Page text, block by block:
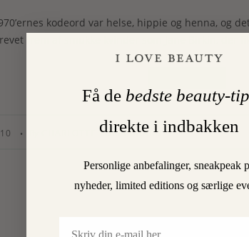
kodeord var helse, hippie og henna, og
frem af smukke kvinder som Jane Birkin, der
• CHARLOTTE TORPEGAARD
Få de bedste beauty-
direkte i indbakken
Personlige anbefalinger, sneakpeak
nyheder, limited editions og særlige